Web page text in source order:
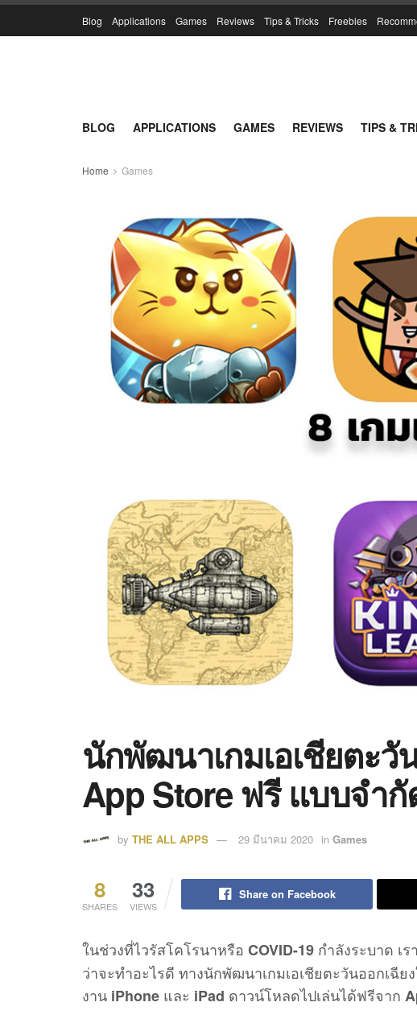
Blog Applications Games Reviews Tips & Tricks Freebies
BLOG APPLICATIONS GAMES REVIEWS TIPS &
Home Games
นักพัฒนาเกมเอเชียตะวั
App Store ฟรี แบบจำกั
by THE ALL APPS 29 มีนาคม 2020 in Games
8
SHARES
33
VIEWS
Share on Facebook
ในช่วงที่ไวรัสโคโรนาหรือ COVID-19 กำลังระบาด เ
ว่าจะทำอะไรดี ทางนักพัฒนาเกมเอเชียตะวันออกเฉี
งาน iPhone และ iPad ดาวน์โหลดไปเล่นได้ฟรีจาก